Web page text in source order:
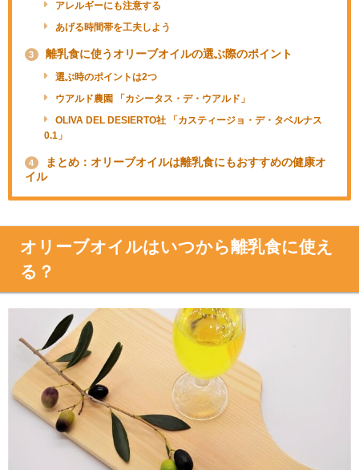
アレルギーにも注意する
あげる時間帯を工夫しよう
3 離乳食に使うオリーブオイルの選ぶ際のポイント
選ぶ時のポイントは2つ
ウアルド農園 「カシータス・デ・ウアルド」
OLIVA DEL DESIERTO社 「カスティージョ・デ・タベルナス
0.1」
4
まとめ：オリーブオイルは離乳食にもおすすめの健康オ
イル
オリーブオイルはいつから離乳食に使え
る？